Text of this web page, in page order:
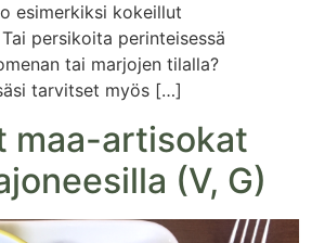
esimerkiksi kokeillut
persikoita perinteisessä
tai marjojen tilalla?
tarvitset myös […]
maa-artisokat
(V, G)